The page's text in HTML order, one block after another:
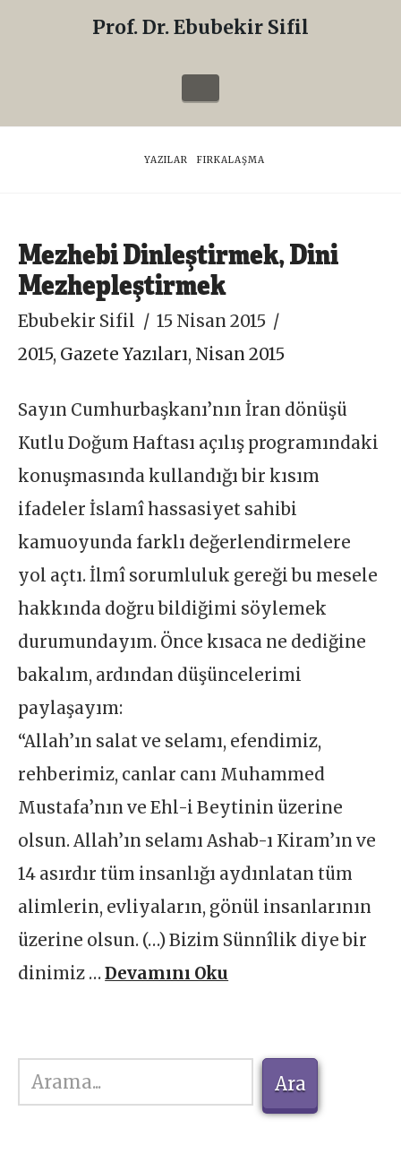
Sifil
Prof. Dr. Ebubekir Sifil
Navigation
HOME
YAZILAR FIRKALAŞMA
Mezhebi Dinleştirmek, Dini
Mezhepleştirmek
Ebubekir Sifil
15 Nisan 2015
2015, Gazete Yazıları, Nisan 2015
Sayın Cumhurbaşkanı’nın İran dönüşü
Kutlu Doğum Haftası açılış programındaki
konuşmasında kullandığı bir kısım
ifadeler İslamî hassasiyet sahibi
kamuoyunda farklı değerlendirmelere
yol açtı. İlmî sorumluluk gereği bu mesele
hakkında doğru bildiğimi söylemek
durumundayım. Önce kısaca ne dediğine
bakalım, ardından düşüncelerimi
paylaşayım:
“Allah’ın salat ve selamı, efendimiz,
rehberimiz, canlar canı Muhammed
Mustafa’nın ve Ehl-i Beytinin üzerine
olsun. Allah’ın selamı Ashab-ı Kiram’ın ve
14 asırdır tüm insanlığı aydınlatan tüm
alimlerin, evliyaların, gönül insanlarının
üzerine olsun. (…) Bizim Sünnîlik diye bir
dinimiz …Devamını Oku
Ara
Ara